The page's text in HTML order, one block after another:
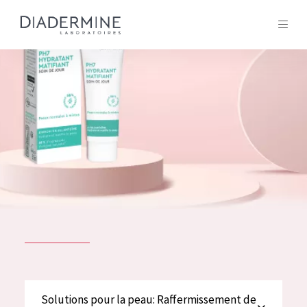
SOLUTIONS POUR LA PEAU
TOUS LES PRODUIT
Tous les Produit
ACCUEIL
Composition
À propos
Conseils Beauté
Solutions pour la peau: Raffermissement de